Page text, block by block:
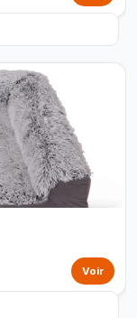
Voir